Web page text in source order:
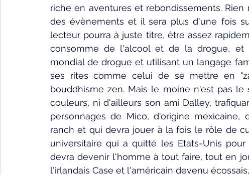
riche en aventures et rebondissements.
des évènements et il sera plus d'une fois
lecteur pourra à juste titre, être assez
consomme de l'alcool et de la drogue,
mondial de drogue et utilisant un langage
ses rites comme celui de se mettre en
bouddhisme zen. Mais le moine n'est pas
couleurs, ni d'ailleurs son ami Dalley,
personnages de Mico, d'origine
ranch et qui devra jouer à la fois le rôle de
universitaire qui a quitté les Etats-Unis
devra devenir l'homme à tout faire, tout en
l'irlandais Case et l'américain devenu